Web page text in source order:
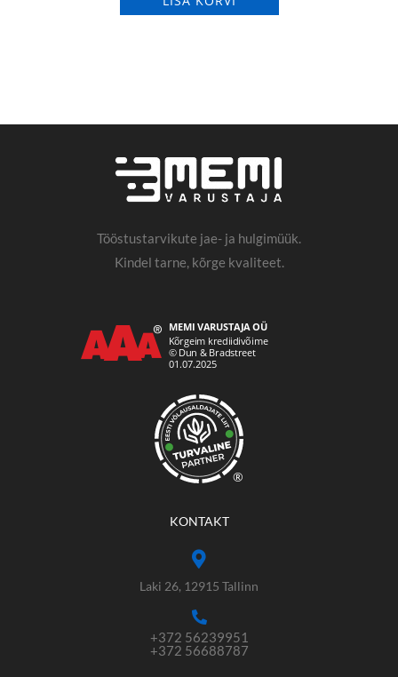
Tööstustarvikute jae- ja hulgimüük.
Kindel tarne, kõrge kvaliteet.
®
KONTAKT
Laki 26, 12915 Tallinn
+372 56239951
+372 56688787